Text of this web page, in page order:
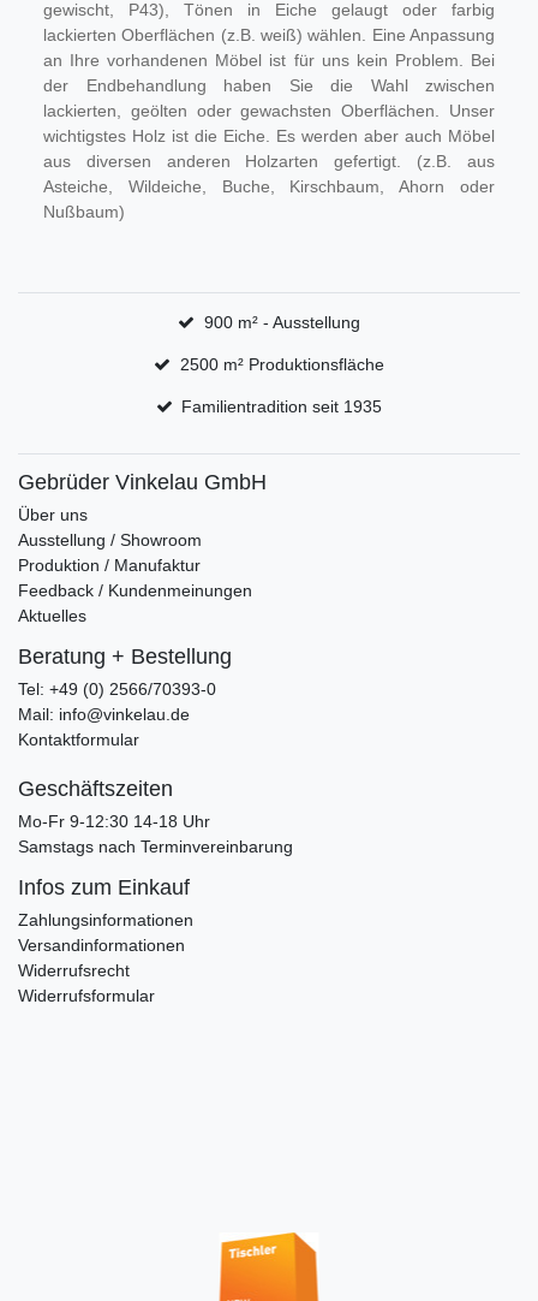
gewischt, P43), Tönen in Eiche gelaugt oder farbig
lackierten Oberflächen (z.B. weiß) wählen. Eine Anpassung
an Ihre vorhandenen Möbel ist für uns kein Problem. Bei
der Endbehandlung haben Sie die Wahl zwischen
lackierten, geölten oder gewachsten Oberflächen. Unser
wichtigstes Holz ist die Eiche. Es werden aber auch Möbel
aus diversen anderen Holzarten gefertigt. (z.B. aus
Asteiche, Wildeiche, Buche, Kirschbaum, Ahorn oder
Nußbaum)
900 m² - Ausstellung
2500 m² Produktionsfläche
Familientradition seit 1935
Gebrüder Vinkelau GmbH
Über uns
Ausstellung / Showroom
Produktion / Manufaktur
Feedback / Kundenmeinungen
Aktuelles
Beratung + Bestellung
Tel: +49 (0) 2566/70393-0
Mail: info@vinkelau.de
Kontaktformular
Geschäftszeiten
Mo-Fr 9-12:30 14-18 Uhr
Samstags nach Terminvereinbarung
Infos zum Einkauf
Zahlungsinformationen
Versandinformationen
Widerrufsrecht
Widerrufsformular